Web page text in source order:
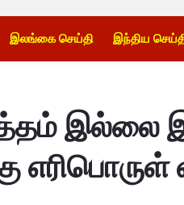
இலங்கை செய்தி இந்திய
இல்லை